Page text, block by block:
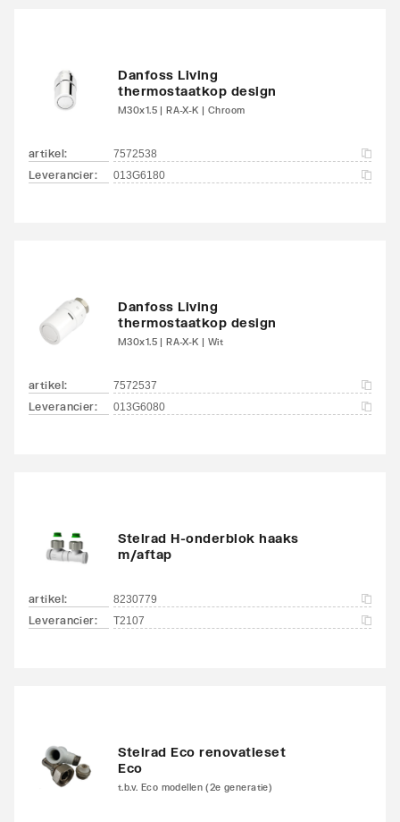
Danfoss Living
thermostaatkop design
M30x1.5 | RA-X-K | Chroom
artikel: 7572538
Leverancier: 013G6180
Danfoss Living
thermostaatkop design
M30x1.5 | RA-X-K | Wit
artikel: 7572537
Leverancier: 013G6080
Stelrad H-onderblok haaks
m/aftap
artikel: 8230779
Leverancier: T2107
Stelrad Eco renovatieset
Eco
t.b.v. Eco modellen (2e generatie)